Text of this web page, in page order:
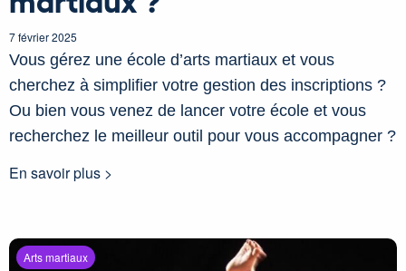
7 février 2025
Vous gérez une école d’arts martiaux et vous
cherchez à simplifier votre gestion des inscriptions ?
Ou bien vous venez de lancer votre école et vous
recherchez le meilleur outil pour vous accompagner ?
En savoir plus >
Arts martiaux